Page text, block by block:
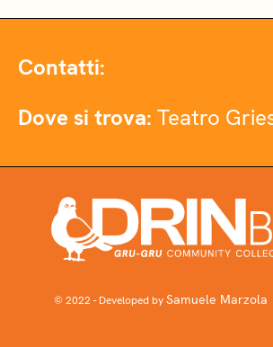
Contatti:
Dove si trova: Teatro
© 2022 - Developed bySamuele Marzola